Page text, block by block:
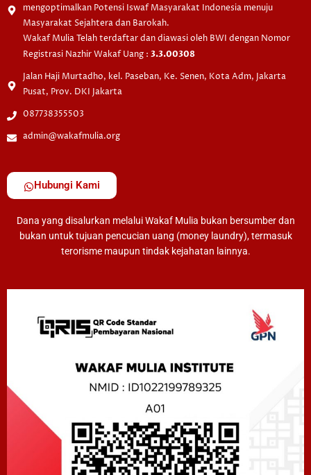
mengoptimalkan Potensi Iswaf Masyarakat Indonesia menuju
Masyarakat Sejahtera dan Barokah.
Wakaf Mulia Telah terdaftar dan diawasi oleh BWI dengan Nomor
Registrasi Nazhir Wakaf Uang : 3.3.00308
Jalan Haji Murtadho, kel. Paseban, Ke. Senen, Kota Adm, Jakarta
Pusat, Prov. DKI Jakarta
087738355503
admin@wakafmulia.org
Hubungi Kami
Dana yang disalurkan melalui Wakaf Mulia bukan bersumber dan
bukan untuk tujuan pencucian uang (money laundry), termasuk
terorisme maupun tindak kejahatan lainnya.